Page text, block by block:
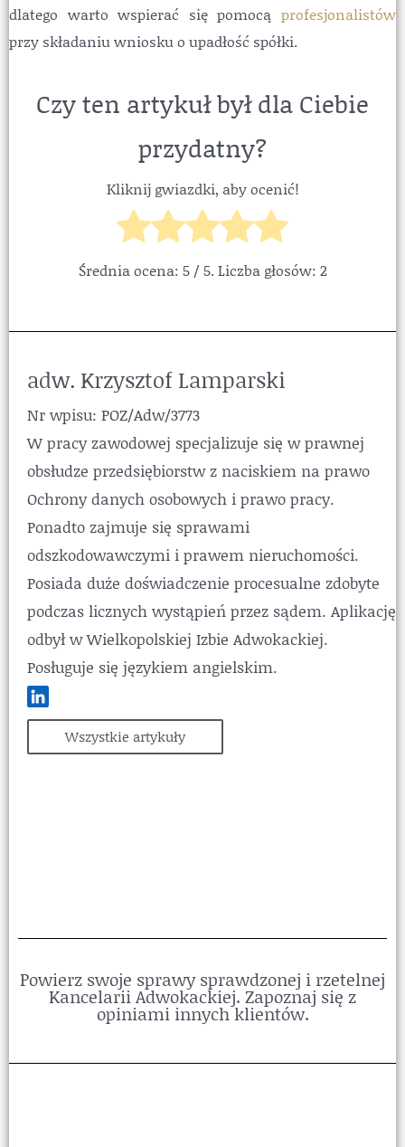
dlatego warto wspierać się pomocą profesjonalistów
przy składaniu wniosku o upadłość spółki.
Czy ten artykuł był dla Ciebie
przydatny?
Kliknij gwiazdki, aby ocenić!
Średnia ocena: 5/ 5. Liczba głosów: 2
adw. Krzysztof Lamparski
Nr wpisu: POZ/Adw/3773
W pracy zawodowej specjalizuje się w prawnej
obsłudze przedsiębiorstw z naciskiem na prawo
Ochrony danych osobowych i prawo pracy.
Ponadto zajmuje się sprawami
odszkodowawczymi i prawem nieruchomości.
Posiada duże doświadczenie procesualne zdobyte
podczas licznych wystąpień przez sądem. Aplikację
odbył w Wielkopolskiej Izbie Adwokackiej.
Posługuje się językiem angielskim.
Wszystkie artykuły
Powierz swoje sprawy sprawdzonej i rzetelnej
Kancelarii Adwokackiej. Zapoznaj się z
opiniami innych klientów.